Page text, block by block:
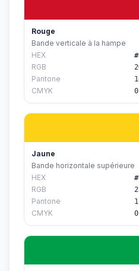
Rouge
Bande verticale à la hampe
HEX
RGB
Pantone
CMYK
Jaune
Bande horizontale supérieure
HEX
RGB
Pantone
CMYK